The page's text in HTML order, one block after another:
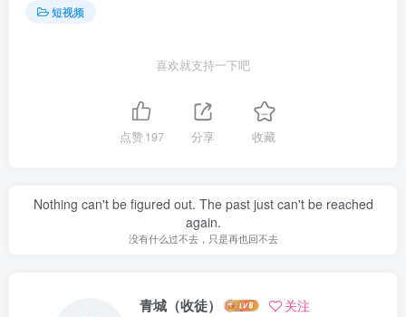
短视频
喜欢就支持一下吧
点赞197 分享 收藏
Nothing can't be figured out. The past just can't be reached
again.
没有什么过不去，只是再也回不去
青城（收徒） 关注